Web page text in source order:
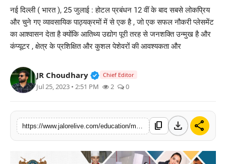
जालोर
खेल
शिक्षा
मनोरंजन
नई दिल्ली ( भारत ), 25 जुलाई : होटल प्रबंधन 12 वीं के बाद सबसे लोकप्रिय
और चुने गए व्यावसायिक पाठ्यक्रमों में से एक है , जो एक सफल नौकरी प्लेसमेंट
का आश्वासन देता है क्योंकि आतिथ्य उद्योग पूरी तरह से जनशक्ति उन्मुख है और
कंप्यूटर , क्षेत्र के प्रशिक्षित और कुशल पेशेवरों की आवश्यकता और
JR Choudhary Verified Public Figure • 30 Mar,
Chief Editor
Jul 25, 2023 • 2:51 PM 2 0
content_copy download share